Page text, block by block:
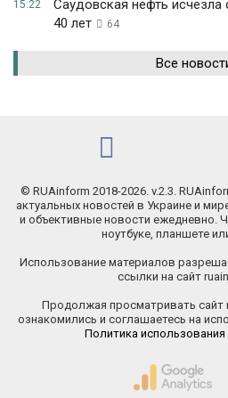
15:22
Саудовская нефть
40 лет
64
Все
© RUAinform 2018-2026. v.2.3.
актуальных новостей в Украине и
и объективные новости ежедневно.
ноутбуке, планшете
Использование материалов
ссылки на сайт
Продолжая просматривать сайт
ознакомились и соглашаетесь на
Политика